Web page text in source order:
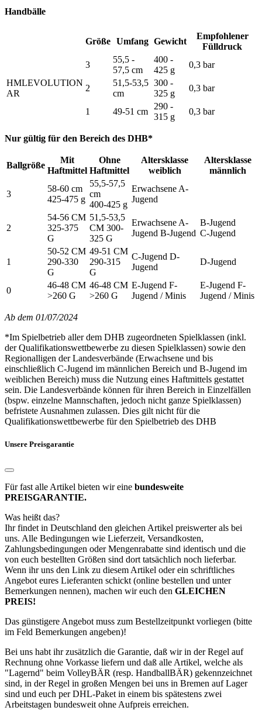
Handbälle
Größe Umfang Gewicht
Empfohlener
Fülldruck
HMLEVOLUTION
AR
3
55,5 -
57,5 cm
400 -
425 g
0,3 bar
2
51,5-53,5
cm
300 -
325 g
0,3 bar
1 49-51 cm
290 -
315 g
0,3 bar
Nur gültig für den Bereich des DHB*
Ballgröße
Mit
Haftmittel
Ohne
Haftmittel
Altersklasse
weiblich
Altersklasse
männlich
3
58-60 cm
425-475 g
55,5-57,5
cm
400-425 g
Erwachsene A-
Jugend
2
54-56 CM
325-375
G
51,5-53,5
CM 300-
325 G
Erwachsene A-
Jugend B-Jugend
B-Jugend
C-Jugend
1
50-52 CM
290-330
G
49-51 CM
290-315
G
C-Jugend D-
Jugend
D-Jugend
0
46-48 CM
>260 G
46-48 CM
>260 G
E-Jugend F-
Jugend / Minis
E-Jugend F-
Jugend / Minis
Ab dem 01/07/2024
*Im Spielbetrieb aller dem DHB zugeordneten Spielklassen (inkl.
der Qualifikationswettbewerbe zu diesen Spielklassen) sowie den
Regionalligen der Landesverbände (Erwachsene und bis
einschließlich C-Jugend im männlichen Bereich und B-Jugend im
weiblichen Bereich) muss die Nutzung eines Haftmittels gestattet
sein. Die Landesverbände können für ihren Bereich in Einzelfällen
(bspw. einzelne Mannschaften, jedoch nicht ganze Spielklassen)
befristete Ausnahmen zulassen. Dies gilt nicht für die
Qualifikationswettbewerbe für den Spielbetrieb des DHB
Unsere Preisgarantie
Für fast alle Artikel bieten wir eine bundesweite
PREISGARANTIE.
Was heißt das?
Ihr findet in Deutschland den gleichen Artikel preiswerter als bei
uns. Alle Bedingungen wie Lieferzeit, Versandkosten,
Zahlungsbedingungen oder Mengenrabatte sind identisch und die
von euch bestellten Größen sind dort tatsächlich noch lieferbar.
Wenn ihr uns den Link zu diesem Artikel oder ein schriftliches
Angebot eures Lieferanten schickt (online bestellen und unter
Bemerkungen nennen), machen wir euch den GLEICHEN
PREIS!
Das günstigere Angebot muss zum Bestellzeitpunkt vorliegen (bitte
im Feld Bemerkungen angeben)!
Bei uns habt ihr zusätzlich die Garantie, daß wir in der Regel auf
Rechnung ohne Vorkasse liefern und daß alle Artikel, welche als
"Lagernd" beim VolleyBÄR (resp. HandballBÄR) gekennzeichnet
sind, in der Regel in großen Mengen bei uns in Bremen auf Lager
sind und euch per DHL-Paket in einem bis spätestens zwei
Arbeitstagen bundesweit ohne Aufpreis erreichen.